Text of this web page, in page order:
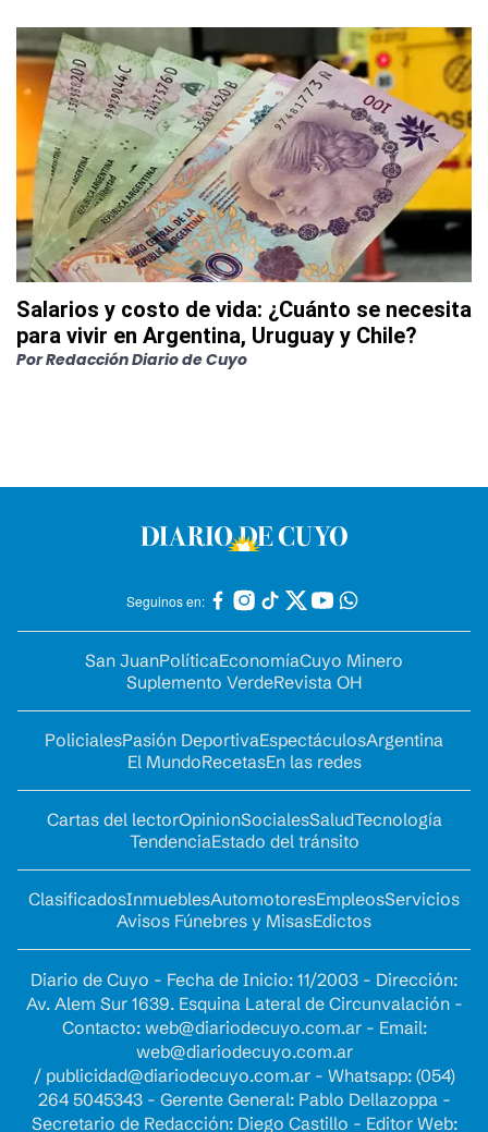
Salarios y costo de vida: ¿Cuánto se necesita
para vivir en Argentina, Uruguay y Chile?
PorRedacción Diario de Cuyo
Seguinos en:
San JuanPolíticaEconomíaCuyo Minero
Suplemento VerdeRevista OH
PolicialesPasión DeportivaEspectáculosArgentina
El MundoRecetasEn las redes
Cartas del lectorOpinionSocialesSaludTecnología
TendenciaEstado del tránsito
ClasificadosInmueblesAutomotoresEmpleosServicios
Avisos Fúnebres y MisasEdictos
Diario de Cuyo - Fecha de Inicio: 11/2003 - Dirección:
Av. Alem Sur 1639. Esquina Lateral de Circunvalación -
Contacto: web@diariodecuyo.com.ar- Email:
web@diariodecuyo.com.ar
/ publicidad@diariodecuyo.com.ar- Whatsapp: (054)
264 5045343 - Gerente General: Pablo Dellazoppa -
Secretario de Redacción: Diego Castillo - Editor Web: